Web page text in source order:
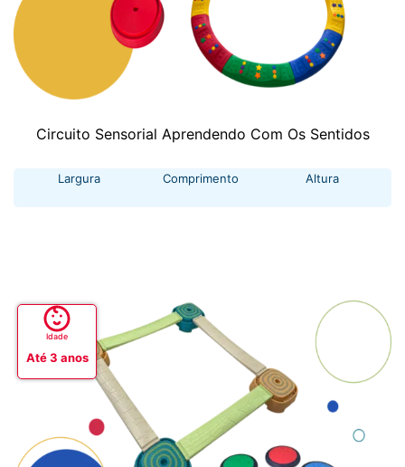
Circuito Sensorial Aprendendo Com Os Sentidos
Largura Comprimento Altura
Idade
Até 3 anos